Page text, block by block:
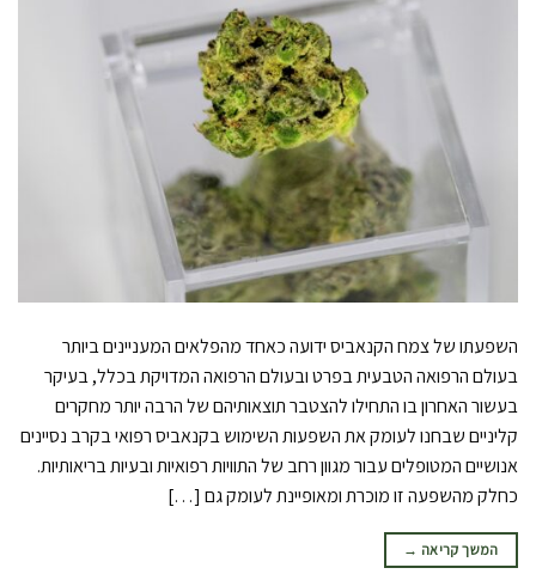
השפעתו של צמח הקנאביס ידועה כאחד מהפלאים המעניינים ביותר
בעולם הרפואה הטבעית בפרט ובעולם הרפואה המדויקת בכלל, בעיקר
בעשור האחרון בו התחילו להצטבר תוצאותיהם של הרבה יותר מחקרים
קליניים שבחנו לעומק את השפעות השימוש בקנאביס רפואי בקרב נסיינים
אנושיים המטופלים עבור מגוון רחב של התוויות רפואיות ובעיות בריאותיות.
כחלק מהשפעה זו מוכרת ומאופיינת לעומק גם […]
המשך קריאה →